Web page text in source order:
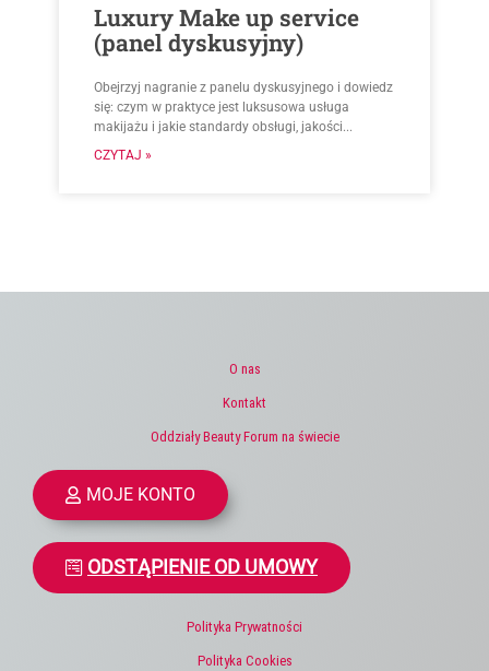
Luxury Make up service
(panel dyskusyjny)
Obejrzyj nagranie z panelu dyskusyjnego i dowiedz
się: czym w praktyce jest luksusowa usługa
makijażu i jakie standardy obsługi, jakości...
CZYTAJ »
O nas
Kontakt
Oddziały Beauty Forum na świecie
MOJE KONTO
ODSTĄPIENIE OD UMOWY
Polityka Prywatności
Polityka Cookies